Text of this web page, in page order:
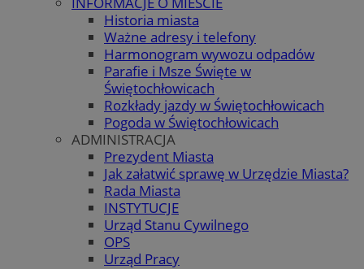
Historia miasta
Ważne adresy i telefony
Harmonogram wywozu odpadów
Parafie i Msze Święte w
Świętochłowicach
Rozkłady jazdy w Świętochłowicach
Pogoda w Świętochłowicach
ADMINISTRACJA
Prezydent Miasta
Jak załatwić sprawę w Urzędzie Miasta?
Rada Miasta
INSTYTUCJE
Urząd Stanu Cywilnego
OPS
Urząd Pracy